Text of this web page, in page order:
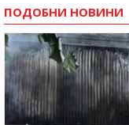
ПОДОБНИ НОВИНИ